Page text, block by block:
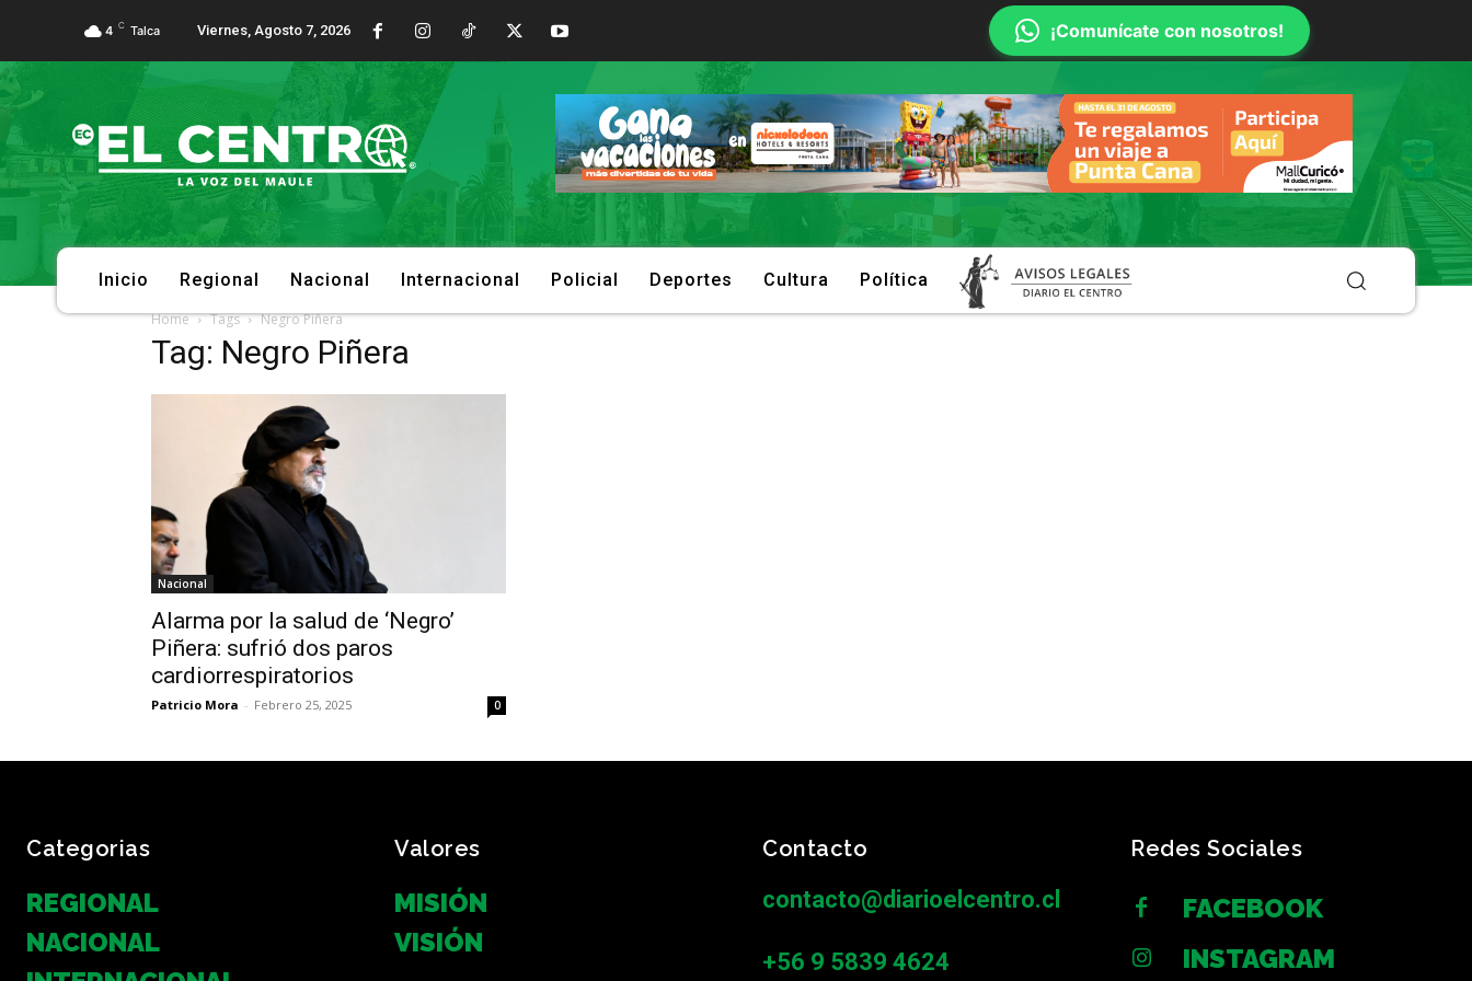
4 C Talca Viernes, Agosto 7, 2026 ¡Comunícate con nosotros!
Inicio Regional Nacional Internacional Policial Deportes Cultura Política
Home Tags Negro Piñera
Tag: Negro Piñera
Nacional
Alarma por la salud de ‘Negro’
Piñera: sufrió dos paros
cardiorrespiratorios
Patricio Mora - Febrero 25, 2025 0
Categorias
REGIONAL
NACIONAL
Valores
MISIÓN
VISIÓN
Contacto
contacto@diarioelcentro.cl
+56 9 5839 4624
Redes Sociales
FACEBOOK
INSTAGRAM